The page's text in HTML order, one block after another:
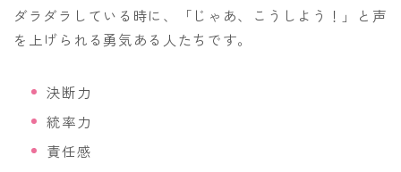
ダラダラしている時に、「じゃあ、こうしよう！」と声
を上げられる勇気ある人たちです。
決断力
統率力
責任感